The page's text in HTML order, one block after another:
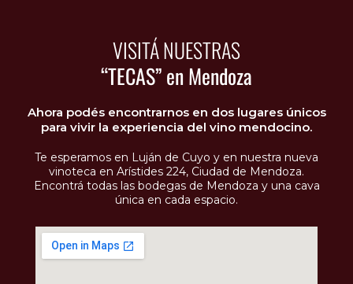
VISITÁ NUESTRAS
“TECAS” en Mendoza
Ahora podés encontrarnos en dos lugares únicos
para vivir la experiencia del vino mendocino.
Te esperamos en Luján de Cuyo y en nuestra nueva
vinoteca en Arístides 224, Ciudad de Mendoza.
Encontrá todas las bodegas de Mendoza y una cava
única en cada espacio.